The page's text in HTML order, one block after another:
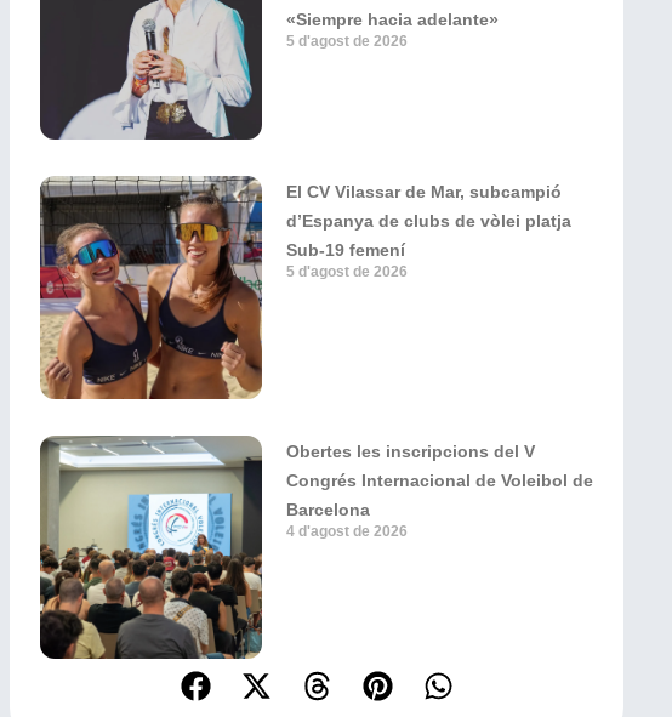
«Siempre hacia adelante»
5 d'agost de 2026
El CV Vilassar de Mar, subcampió
d’Espanya de clubs de vòlei platja
Sub-19 femení
5 d'agost de 2026
Obertes les inscripcions del V
Congrés Internacional de Voleibol de
Barcelona
4 d'agost de 2026